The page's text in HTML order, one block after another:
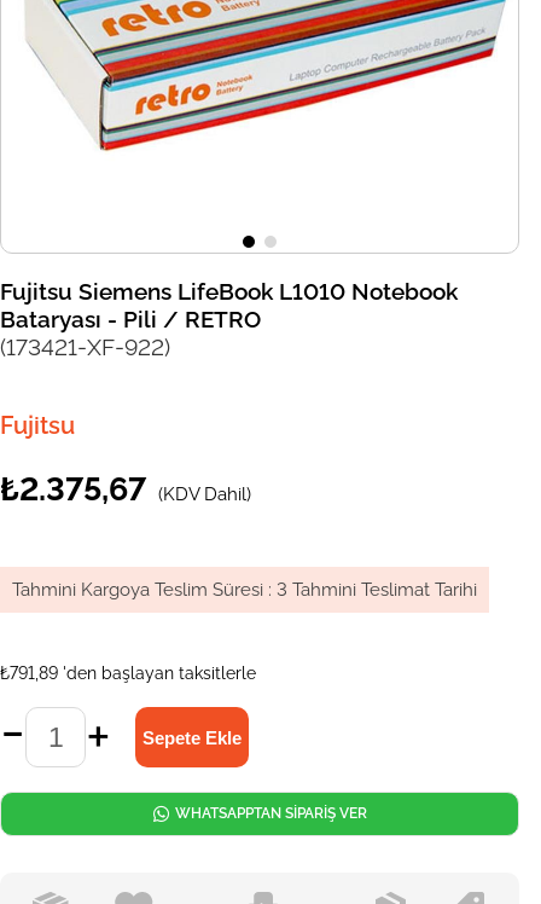
Fujitsu Siemens LifeBook L1010 Notebook
Bataryası - Pili / RETRO
(173421-XF-922)
Fujitsu
₺2.375,67 (KDV Dahil)
Tahmini Kargoya Teslim Süresi : 3 Tahmini Teslimat Tarihi
₺791,89 'den başlayan taksitlerle
WHATSAPPTAN SİPARİŞ VER